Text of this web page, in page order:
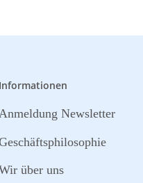
Informationen
Newsletter
über uns